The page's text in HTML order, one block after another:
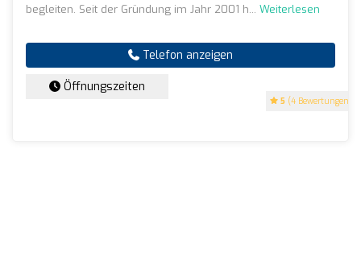
5 (4 Bewertungen)
begleiten. Seit der Gründung im Jahr 2001 h... Weiterlesen
Telefon anzeigen
Öffnungszeiten